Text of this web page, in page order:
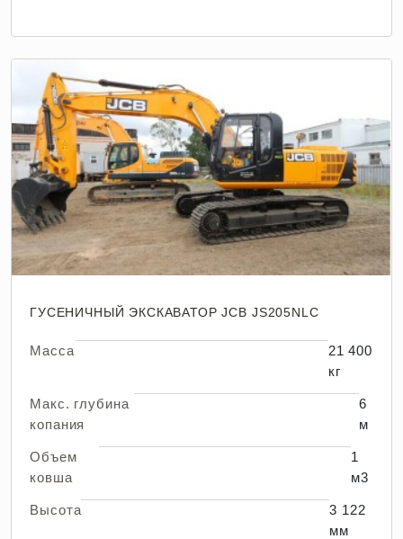
ГУСЕНИЧНЫЙ ЭКСКАВАТОР JCB JS205NLC
Масса
21 400
кг
Макс. глубина
копания
6
м
Объем
ковша
1
м3
Высота
3 122
мм